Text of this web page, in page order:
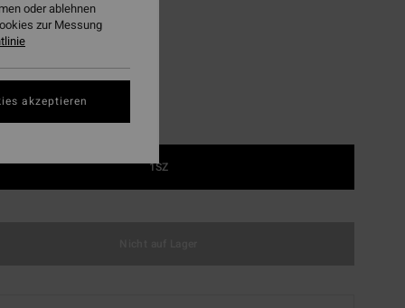
1SZ
oder ablehnen
zur Messung
akzeptieren